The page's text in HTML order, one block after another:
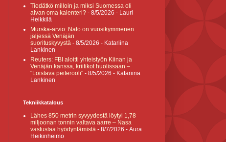
Tiedätkö milloin ja miksi Suomessa oli
aivan oma kalenteri? - 8/5/2026 - Lauri
Heikkilä
Murska-arvio: Nato on vuosikymmenen
jäljessä Venäjän
suorituskyvystä - 8/5/2026 - Katariina
Lankinen
Reuters: FBI aloitti yhteistyön Kiinan ja
Venäjän kanssa, kriitikot huolissaan –
"Loistava peiterooli" - 8/5/2026 - Katariina
Lankinen
Tekniikkatalous
Lähes 850 metrin syvyydestä löytyi 1,78
miljoonan tonnin valtava aarre – Nasa
vastustaa hyödyntämistä - 8/7/2026 - Aura
Heikinheimo